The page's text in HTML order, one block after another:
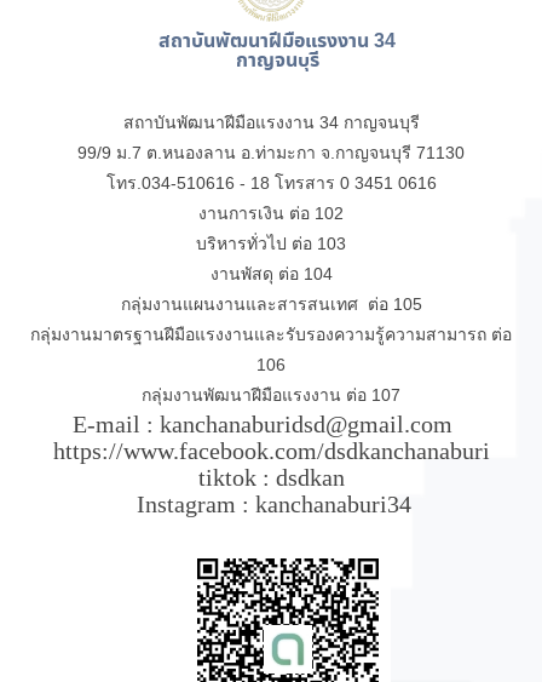
สถาบันพัฒนาฝีมือแรงงาน 34
กาญจนบุรี
สถาบันพัฒนาฝีมือแรงงาน 34 กาญจนบุรี
99/9 ม.7 ต.หนองลาน อ.ท่ามะกา จ.กาญจนบุรี 71130
โทร.034-510616 - 18 โทรสาร 0 3451 0616
งานการเงิน ต่อ 102
บริหารทั่วไป ต่อ 103
งานพัสดุ ต่อ 104
กลุ่มงานแผนงานและสารสนเทศ ต่อ 105
กลุ่มงานมาตรฐานฝีมือแรงงานและรับรองความรู้ความสามารถ ต่อ
106
กลุ่มงานพัฒนาฝีมือแรงงาน ต่อ 107
E-mail : kanchanaburidsd@gmail.com
https://www.facebook.com/dsdkanchanaburi
tiktok : dsdkan
Instagram : kanchanaburi34